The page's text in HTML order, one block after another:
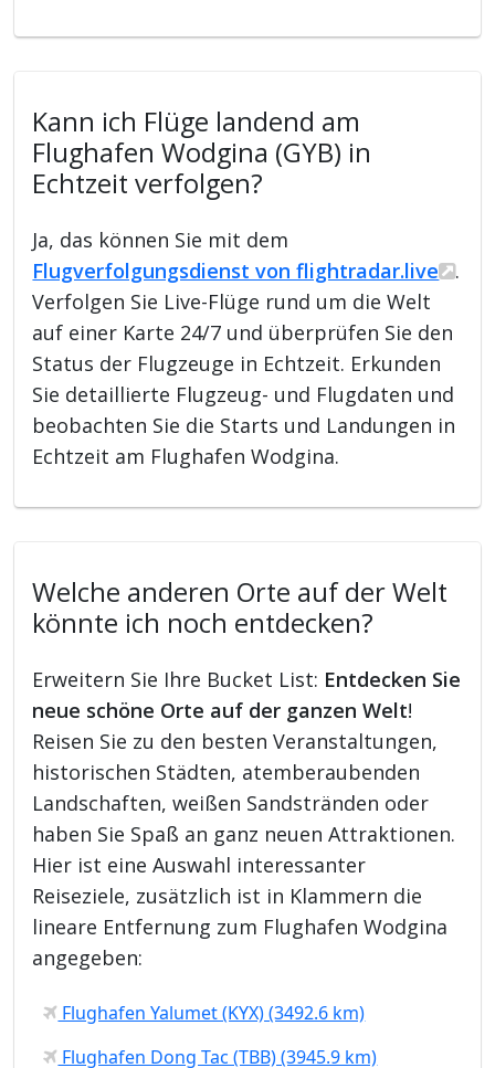
Kann ich Flüge landend am
Flughafen Wodgina (GYB) in
Echtzeit verfolgen?
Ja, das können Sie mit dem
Flugverfolgungsdienst von flightradar.live
.
Verfolgen Sie Live-Flüge rund um die Welt
auf einer Karte 24/7 und überprüfen Sie den
Status der Flugzeuge in Echtzeit. Erkunden
Sie detaillierte Flugzeug- und Flugdaten und
beobachten Sie die Starts und Landungen in
Echtzeit am Flughafen Wodgina.
Welche anderen Orte auf der Welt
könnte ich noch entdecken?
Erweitern Sie Ihre Bucket List: Entdecken Sie
neue schöne Orte auf der ganzen Welt!
Reisen Sie zu den besten Veranstaltungen,
historischen Städten, atemberaubenden
Landschaften, weißen Sandstränden oder
haben Sie Spaß an ganz neuen Attraktionen.
Hier ist eine Auswahl interessanter
Reiseziele, zusätzlich ist in Klammern die
lineare Entfernung zum Flughafen Wodgina
angegeben:
Flughafen Yalumet (KYX) (3492.6 km)
Flughafen Dong Tac (TBB) (3945.9 km)